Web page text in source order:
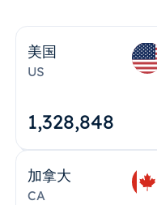
美国
US
1,328,848
加拿大
CA